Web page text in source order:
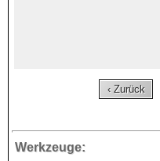
‹ Zurück
Werkzeuge: